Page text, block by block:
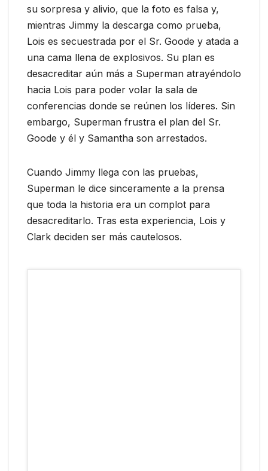
su sorpresa y alivio, que la foto es falsa y,
mientras Jimmy la descarga como prueba,
Lois es secuestrada por el Sr. Goode y atada a
una cama llena de explosivos. Su plan es
desacreditar aún más a Superman atrayéndolo
hacia Lois para poder volar la sala de
conferencias donde se reúnen los líderes. Sin
embargo, Superman frustra el plan del Sr.
Goode y él y Samantha son arrestados.
Cuando Jimmy llega con las pruebas,
Superman le dice sinceramente a la prensa
que toda la historia era un complot para
desacreditarlo. Tras esta experiencia, Lois y
Clark deciden ser más cautelosos.